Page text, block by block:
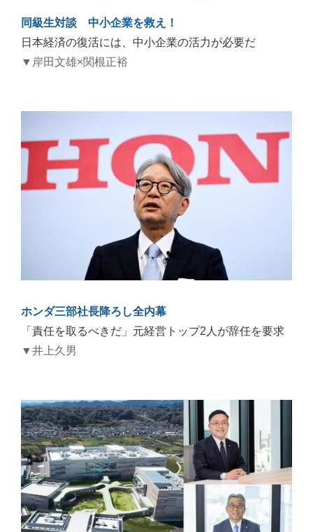
同級生対談 中小企業を救え！
日本経済の復活には、中小企業の活力が必要だ
▼岸田文雄×関根正裕
ホンダ三部社長降ろし全内幕
「責任を取るべきだ」元経営トップ2人が辞任を要求
▼井上久男